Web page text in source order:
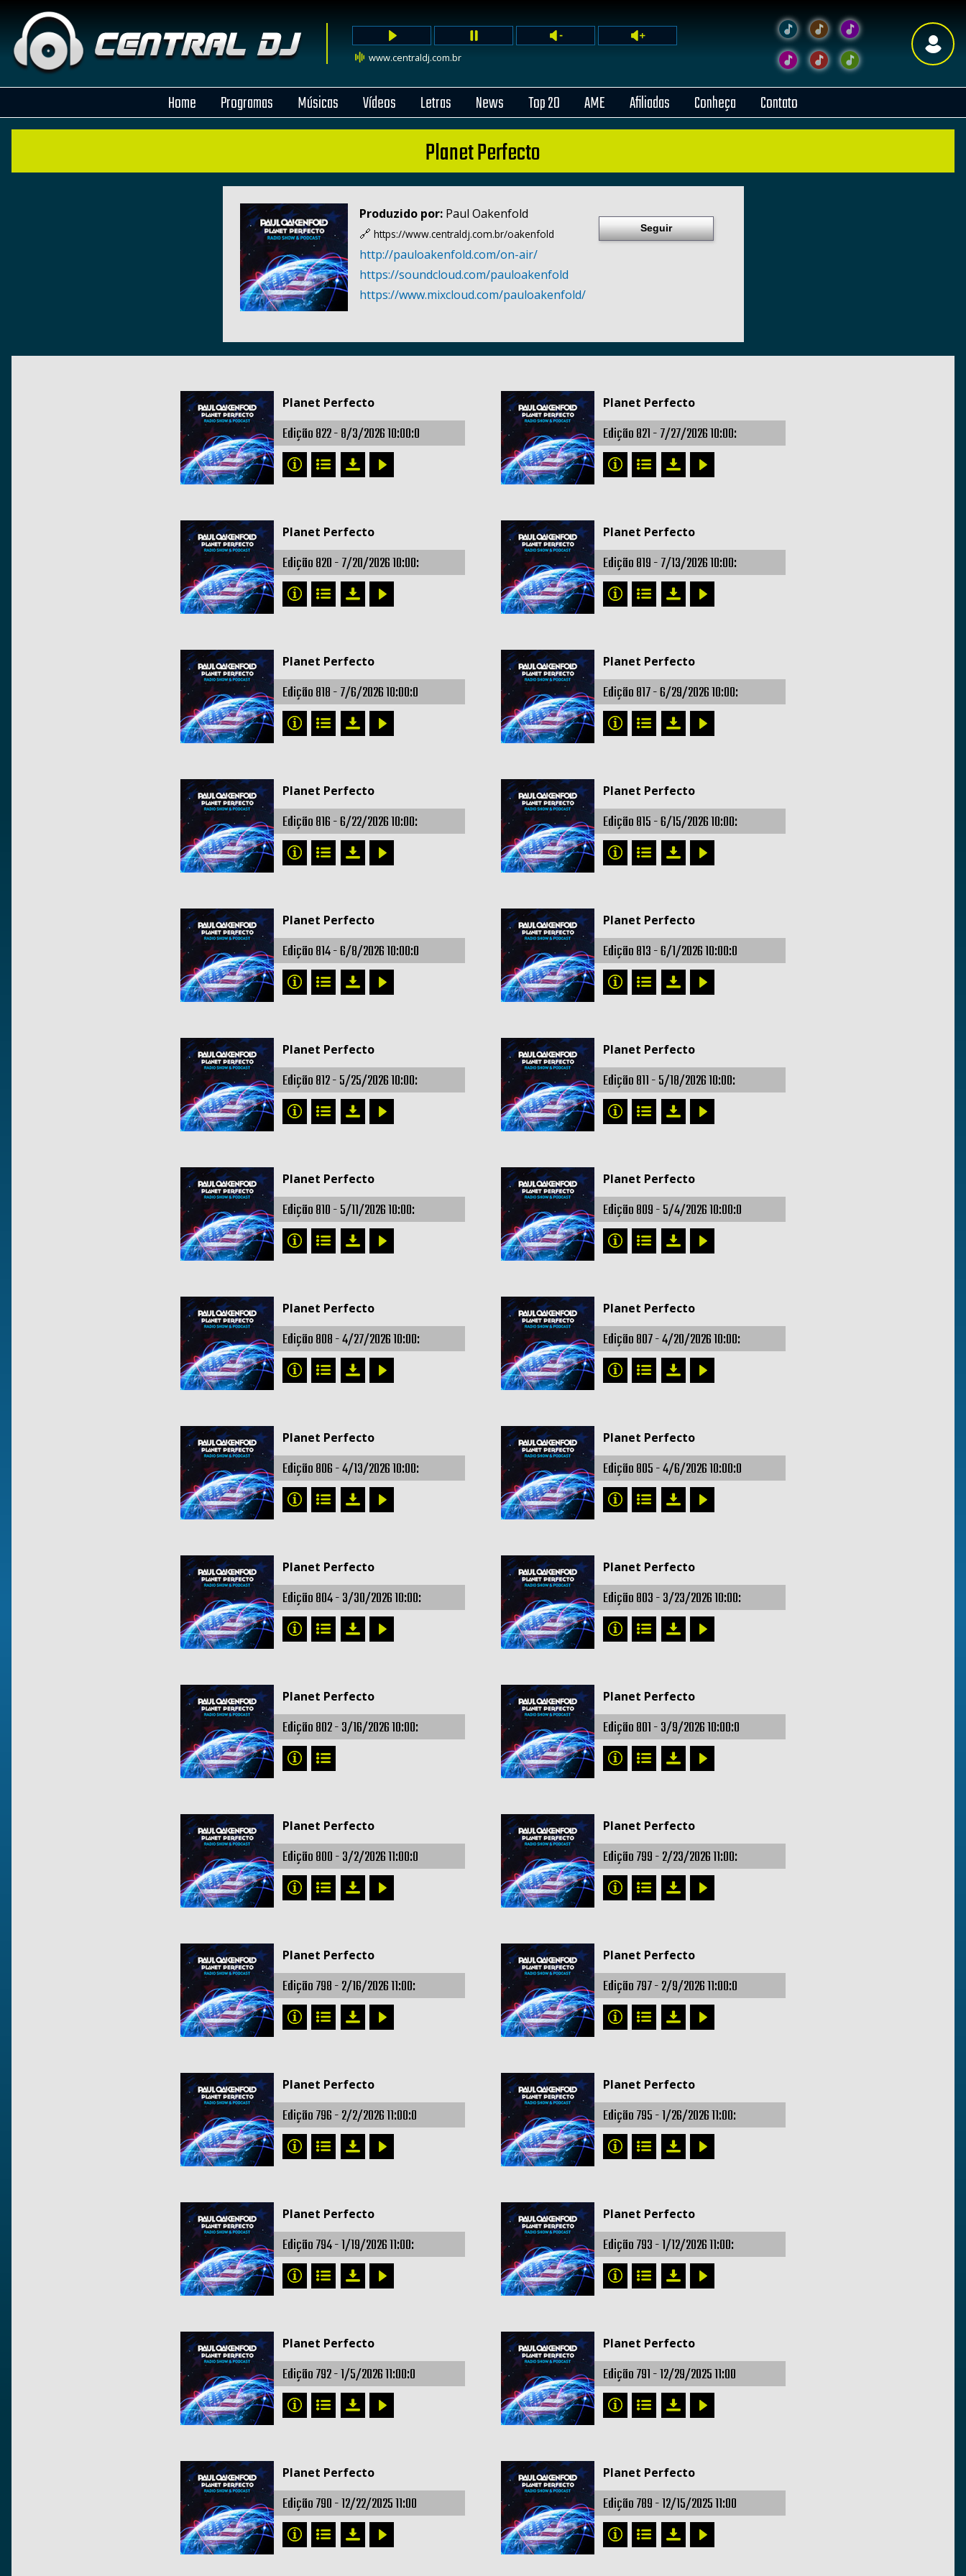
www.centraldj.com.br
Home Programas Músicas Vídeos Letras News Top 20 AME Afiliadas Conheça Contato
Planet Perfecto
Produzido por:Paul Oakenfold
🔗 https://www.centraldj.com.br/oakenfold
http://pauloakenfold.com/on-air/
https://soundcloud.com/pauloakenfold
https://www.mixcloud.com/pauloakenfold/
Seguir
Planet Perfecto
Edição 822 -8/3/2026 10:00:0
Planet Perfecto
Edição 821 -7/27/2026 10:00:
Planet Perfecto
Edição 820 -7/20/2026 10:00:
Planet Perfecto
Edição 819 -7/13/2026 10:00:
Planet Perfecto
Edição 818 -7/6/2026 10:00:0
Planet Perfecto
Edição 817 -6/29/2026 10:00:
Planet Perfecto
Edição 816 -6/22/2026 10:00:
Planet Perfecto
Edição 815 -6/15/2026 10:00:
Planet Perfecto
Edição 814 -6/8/2026 10:00:0
Planet Perfecto
Edição 813 -6/1/2026 10:00:0
Planet Perfecto
Edição 812 -5/25/2026 10:00:
Planet Perfecto
Edição 811 -5/18/2026 10:00:
Planet Perfecto
Edição 810 -5/11/2026 10:00:
Planet Perfecto
Edição 809 -5/4/2026 10:00:0
Planet Perfecto
Edição 808 -4/27/2026 10:00:
Planet Perfecto
Edição 807 -4/20/2026 10:00:
Planet Perfecto
Edição 806 -4/13/2026 10:00:
Planet Perfecto
Edição 805 -4/6/2026 10:00:0
Planet Perfecto
Edição 804 -3/30/2026 10:00:
Planet Perfecto
Edição 803 -3/23/2026 10:00:
Planet Perfecto
Edição 802 -3/16/2026 10:00:
Planet Perfecto
Edição 801 -3/9/2026 10:00:0
Planet Perfecto
Edição 800 -3/2/2026 11:00:0
Planet Perfecto
Edição 799 -2/23/2026 11:00:
Planet Perfecto
Edição 798 -2/16/2026 11:00:
Planet Perfecto
Edição 797 -2/9/2026 11:00:0
Planet Perfecto
Edição 796 -2/2/2026 11:00:0
Planet Perfecto
Edição 795 -1/26/2026 11:00:
Planet Perfecto
Edição 794 -1/19/2026 11:00:
Planet Perfecto
Edição 793 -1/12/2026 11:00:
Planet Perfecto
Edição 792 -1/5/2026 11:00:0
Planet Perfecto
Edição 791 -12/29/2025 11:00
Planet Perfecto
Edição 790 -12/22/2025 11:00
Planet Perfecto
Edição 789 -12/15/2025 11:00